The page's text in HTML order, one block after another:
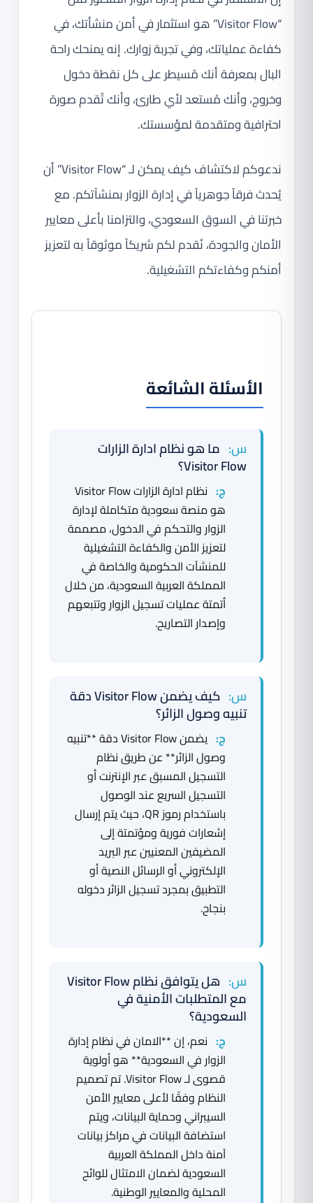
“Visitor Flow” هو استثمار في أمن منشأتك، في
كفاءة عملياتك، وفي تجربة زوارك. إنه يمنحك راحة
البال بمعرفة أنك مُسيطر على كل نقطة دخول
وخروج، وأنك مُستعد لأي طارئ، وأنك تُقدم صورة
احترافية ومتقدمة لمؤسستك.
ندعوكم لاكتشاف كيف يمكن لـ “Visitor Flow” أن
يُحدث فرقاً جوهرياً في إدارة الزوار بمنشآتكم. مع
خبرتنا في السوق السعودي، والتزامنا بأعلى معايير
الأمان والجودة، نُقدم لكم شريكاً موثوقاً به لتعزيز
أمنكم وكفاءتكم التشغيلية.
الأسئلة الشائعة
س: ما هو نظام ادارة الزارات
Visitor Flow؟
ج:
نظام ادارة الزارات Visitor Flow
هو منصة سعودية متكاملة لإدارة
الزوار والتحكم في الدخول، مصممة
لتعزيز الأمن والكفاءة التشغيلية
للمنشآت الحكومية والخاصة في
المملكة العربية السعودية، من خلال
أتمتة عمليات تسجيل الزوار وتتبعهم
وإصدار التصاريح.
س: كيف يضمن Visitor Flow دقة
تنبيه وصول الزائر؟
ج:
يضمن Visitor Flow دقة **تنبيه
وصول الزائر** عن طريق نظام
التسجيل المسبق عبر الإنترنت أو
التسجيل السريع عند الوصول
باستخدام رموز QR، حيث يتم إرسال
إشعارات فورية ومؤتمتة إلى
المضيفين المعنيين عبر البريد
الإلكتروني أو الرسائل النصية أو
التطبيق بمجرد تسجيل الزائر دخوله
بنجاح.
س: هل يتوافق نظام Visitor Flow
مع المتطلبات الأمنية في
السعودية؟
ج: نعم، إن **الامان في نظام إدارة
الزوار في السعودية** هو أولوية
قصوى لـ Visitor Flow. تم تصميم
النظام وفقًا لأعلى معايير الأمن
السيبراني وحماية البيانات، ويتم
استضافة البيانات في مراكز بيانات
آمنة داخل المملكة العربية
السعودية لضمان الامتثال للوائح
المحلية والمعايير الوطنية.